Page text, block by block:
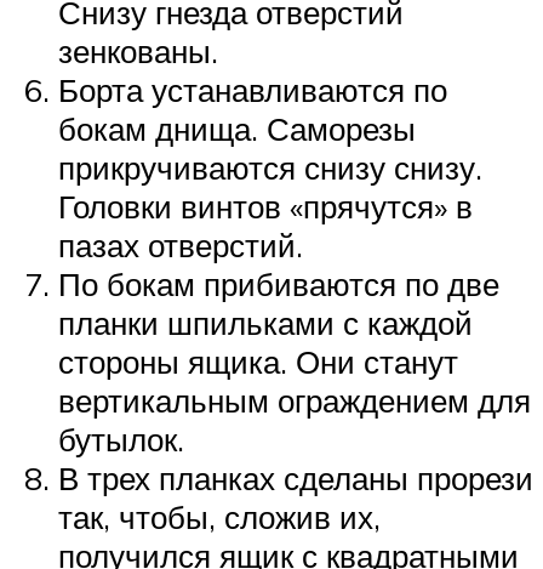
Снизу гнезда отверстий
зенкованы.
Борта устанавливаются по
бокам днища. Саморезы
прикручиваются снизу снизу.
Головки винтов «прячутся» в
пазах отверстий.
По бокам прибиваются по две
планки шпильками с каждой
стороны ящика. Они станут
вертикальным ограждением для
бутылок.
В трех планках сделаны прорези
так, чтобы, сложив их,
получился ящик с квадратными